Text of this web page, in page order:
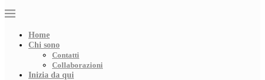
Home
Chi sono
Contatti
Collaborazioni
Inizia da qui